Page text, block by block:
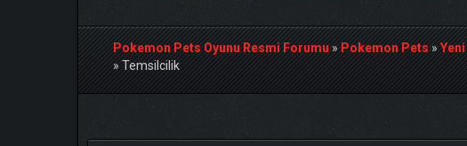
Pokemon Pets Oyunu Resmi Forumu»Pokemon Pets»
»Temsilcilik
Derecelendirme: 0/5 - 0 oy